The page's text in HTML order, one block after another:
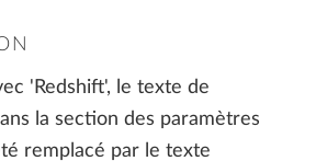
'Redshift', le texte de
la section des paramètres
remplacé par le texte